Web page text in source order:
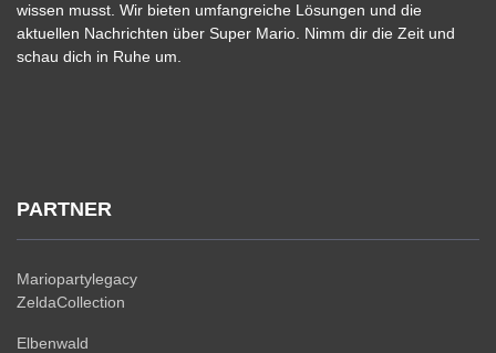
wissen musst. Wir bieten umfangreiche Lösungen und die
aktuellen Nachrichten über Super Mario. Nimm dir die Zeit und
schau dich in Ruhe um.
PARTNER
Mariopartylegacy
ZeldaCollection
Elbenwald